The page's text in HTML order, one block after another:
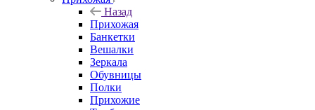
Назад
Прихожая
Банкетки
Вешалки
Зеркала
Обувницы
Полки
Прихожие